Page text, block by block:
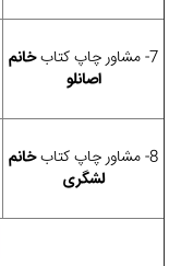
7- مشاور چاپ کتاب
خانم
اصانلو
8- مشاور چاپ کتاب
خانم
لشگری